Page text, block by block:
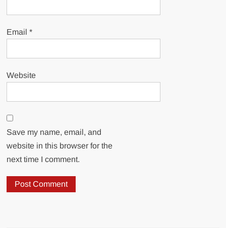
Email*
Website
Save my name, email, and
website in this browser for the
next time I comment.